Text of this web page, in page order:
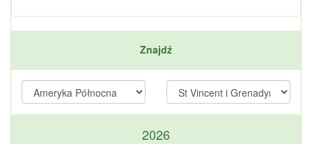
Znajdź
2026